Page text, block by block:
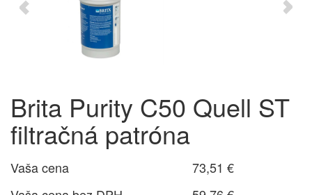
Brita Purity C50 Quell ST
filtračná patróna
Vaša cena
73,51 €